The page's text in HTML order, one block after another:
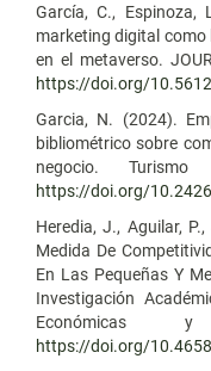
García, C., Espinoza,
marketing digital como
en el metaverso.
https://doi.org/
Garcia, N. (2024).
bibliométrico sobre
negocio.
https://doi.org/
Heredia, J., Aguilar,
Medida De
En Las Pequeñas Y
Investigación
Económicas
https://doi.org/